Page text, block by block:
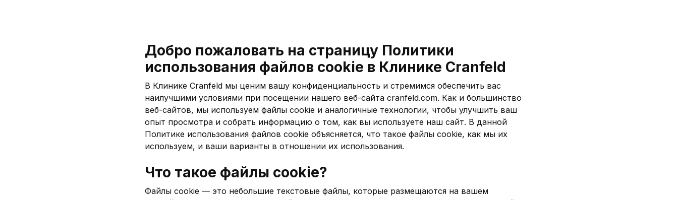
Добро пожаловать на страницу Политики
использования файлов cookie в Клинике Cranfeld
В Клинике Cranfeld мы ценим вашу конфиденциальность и стремимся обеспечить вас
наилучшими условиями при посещении нашего веб-сайта cranfeld.com. Как и большинство
веб-сайтов, мы используем файлы cookie и аналогичные технологии, чтобы улучшить ваш
опыт просмотра и собрать информацию о том, как вы используете наш сайт. В данной
Политике использования файлов cookie объясняется, что такое файлы cookie, как мы их
используем, и ваши варианты в отношении их использования.
Что такое файлы cookie?
Файлы cookie — это небольшие текстовые файлы, которые размещаются на вашем